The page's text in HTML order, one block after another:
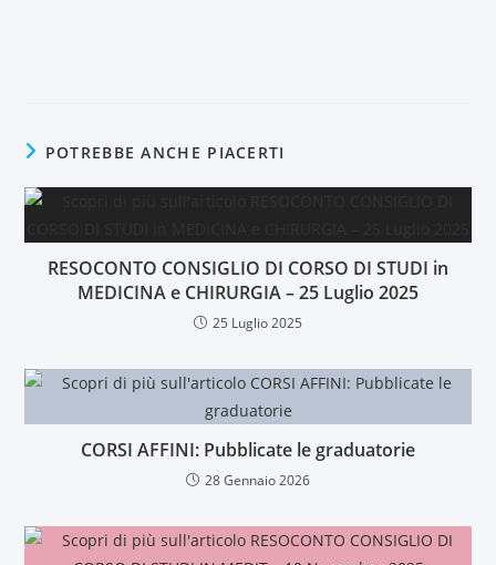
POTREBBE ANCHE PIACERTI
RESOCONTO CONSIGLIO DI CORSO DI STUDI in
MEDICINA e CHIRURGIA – 25 Luglio 2025
25 Luglio 2025
CORSI AFFINI: Pubblicate le graduatorie
28 Gennaio 2026